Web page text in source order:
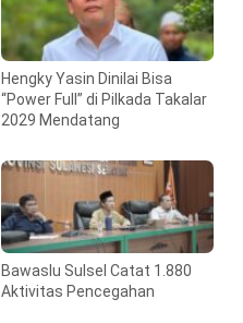
Hengky Yasin Dinilai Bisa
“Power Full” di Pilkada Takalar
2029 Mendatang
Bawaslu Sulsel Catat 1.880
Aktivitas Pencegahan